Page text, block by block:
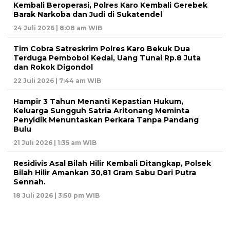
Kembali Beroperasi, Polres Karo Kembali Gerebek
Barak Narkoba dan Judi di Sukatendel
24 Juli 2026 | 8:08 am WIB
Tim Cobra Satreskrim Polres Karo Bekuk Dua
Terduga Pembobol Kedai, Uang Tunai Rp.8 Juta
dan Rokok Digondol
22 Juli 2026 | 7:44 am WIB
Hampir 3 Tahun Menanti Kepastian Hukum,
Keluarga Sungguh Satria Aritonang Meminta
Penyidik Menuntaskan Perkara Tanpa Pandang
Bulu
21 Juli 2026 | 1:35 am WIB
Residivis Asal Bilah Hilir Kembali Ditangkap, Polsek
Bilah Hilir Amankan 30,81 Gram Sabu Dari Putra
Sennah.
18 Juli 2026 | 3:50 pm WIB